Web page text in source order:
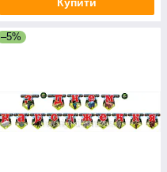
Купити
–5%